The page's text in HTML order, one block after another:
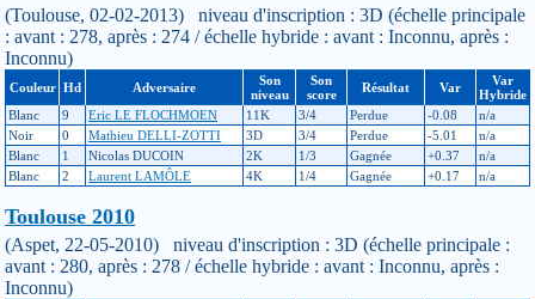
(Toulouse, 02-02-2013) niveau d'inscription : 3D (échelle principale
: avant : 278, après : 274 / échelle hybride : avant : Inconnu, après :
Inconnu)
Couleur Hd Adversaire
Son
niveau
Son
score
Résultat Var
Var
Hybride
Blanc
9 Eric LE FLOCHMOEN 11K 3/4 Perdue -0.08
n/a
Noir
0 Mathieu DELLI-ZOTTI 3D 3/4 Perdue -5.01
n/a
Blanc
1 Nicolas DUCOIN 2K 1/3 Gagnée +0.37
n/a
Blanc
2 Laurent LAMÔLE 4K 1/4 Gagnée +0.17 n/a
Toulouse 2010
(Aspet, 22-05-2010) niveau d'inscription : 3D (échelle principale :
avant : 280, après : 278 / échelle hybride : avant : Inconnu, après :
Inconnu)